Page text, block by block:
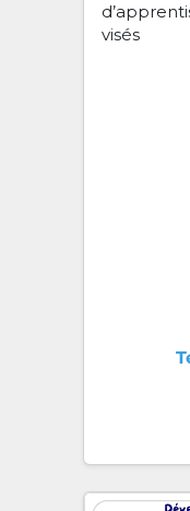
visés